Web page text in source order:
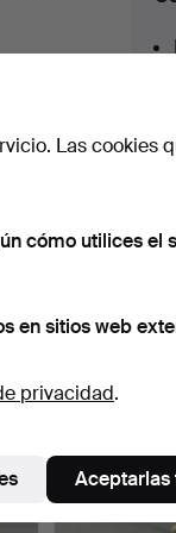
con tu
Las cookies
cómo utilices el
en sitios web
privacidad.
Aceptarlas